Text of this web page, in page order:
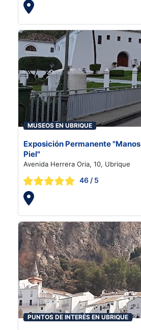
MUSEOS EN UBRIQUE
Exposición Permanente
Piel"
Avenida Herrera Oria, 10, Ubrique
46 / 5
PUNTOS DE INTERÉS EN UBRIQUE